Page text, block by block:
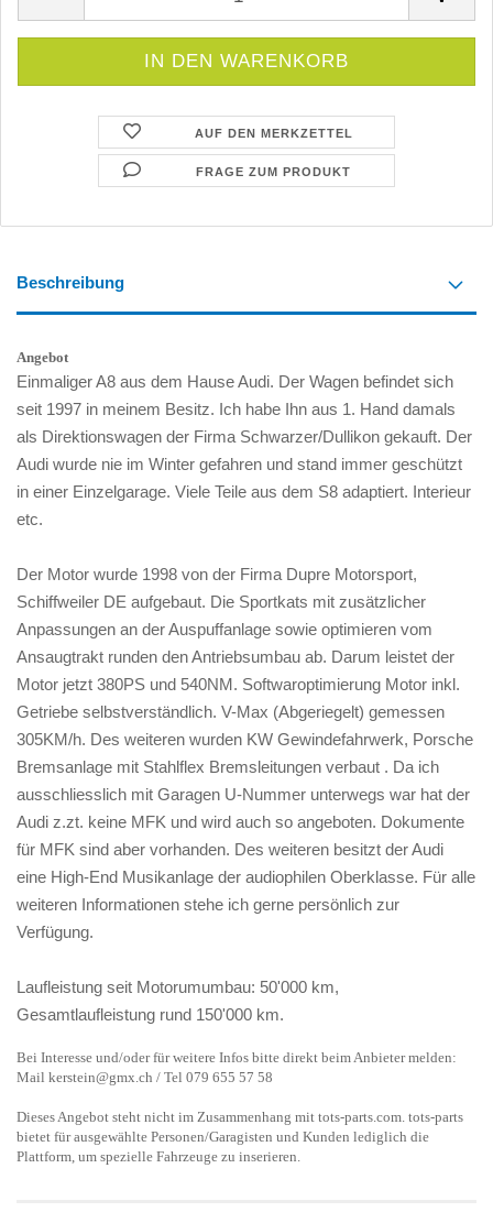
AUF DEN MERKZETTEL
FRAGE ZUM PRODUKT
Beschreibung
Angebot
Einmaliger A8 aus dem Hause Audi. Der Wagen befindet sich
seit 1997 in meinem Besitz. Ich habe Ihn aus 1. Hand damals
als Direktionswagen der Firma Schwarzer/Dullikon gekauft. Der
Audi wurde nie im Winter gefahren und stand immer geschützt
in einer Einzelgarage. Viele Teile aus dem S8 adaptiert. Interieur
etc.
Der Motor wurde 1998 von der Firma Dupre Motorsport,
Schiffweiler DE aufgebaut. Die Sportkats mit zusätzlicher
Anpassungen an der Auspuffanlage sowie optimieren vom
Ansaugtrakt runden den Antriebsumbau ab. Darum leistet der
Motor jetzt 380PS und 540NM. Softwaroptimierung Motor inkl.
Getriebe selbstverständlich. V-Max (Abgeriegelt) gemessen
305KM/h. Des weiteren wurden KW Gewindefahrwerk, Porsche
Bremsanlage mit Stahlflex Bremsleitungen verbaut . Da ich
ausschliesslich mit Garagen U-Nummer unterwegs war hat der
Audi z.zt. keine MFK und wird auch so angeboten. Dokumente
für MFK sind aber vorhanden. Des weiteren besitzt der Audi
eine High-End Musikanlage der audiophilen Oberklasse. Für alle
weiteren Informationen stehe ich gerne persönlich zur
Verfügung.
Laufleistung seit Motorumumbau: 50'000 km,
Gesamtlaufleistung rund 150'000 km.
Bei Interesse und/oder für weitere Infos bitte direkt beim Anbieter melden:
Mail kerstein@gmx.ch / Tel 079 655 57 58
Dieses Angebot steht nicht im Zusammenhang mit tots-parts.com. tots-parts
bietet für ausgewählte Personen/Garagisten und Kunden lediglich die
Plattform, um spezielle Fahrzeuge zu inserieren.